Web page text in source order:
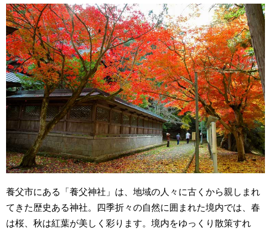
養父市にある「養父神社」は、地域の人々に古くから親しまれ
てきた歴史ある神社。四季折々の自然に囲まれた境内では、春
は桜、秋は紅葉が美しく彩ります。境内をゆっくり散策すれ